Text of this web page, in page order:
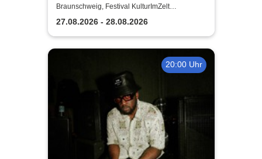
2026
Braunschweig, Festival KulturImZelt
Braunschweig
27.08.2026 - 28.08.2026
20:00 Uhr